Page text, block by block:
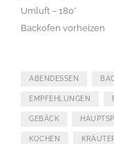
Umluft – 180°
Backofen vorheizen
ABENDESSEN
EMPFEHLUNGEN
GEBÄCK
KOCHEN